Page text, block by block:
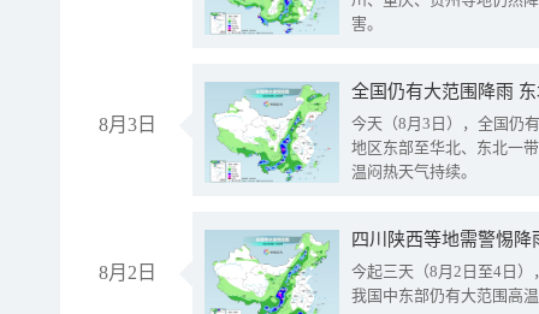
害。
8月3日
全国仍有大范围降雨
今天（8月3日），全国仍
地区东部至华北、东北一
温闷热天气持续。
8月2日
今起三天（8月2日至4日
我国中东部仍有大范围高